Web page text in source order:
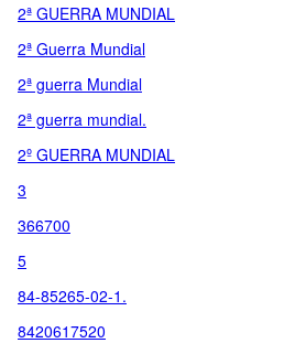
2ª GUERRA MUNDIAL
2ª Guerra Mundial
2ª guerra Mundial
2ª guerra mundial.
2º GUERRA MUNDIAL
3
366700
5
84-85265-02-1.
8420617520